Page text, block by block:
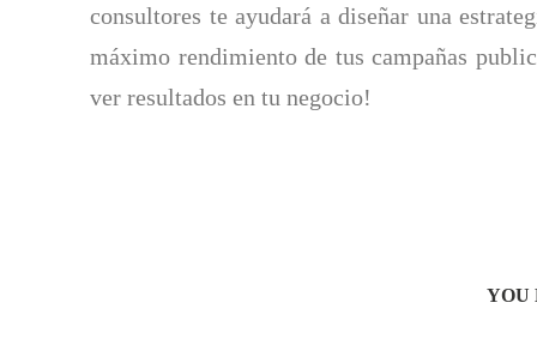
consultores te ayudará a diseñar una
máximo rendimiento de tus campañas
ver resultados en tu negocio!
YOU